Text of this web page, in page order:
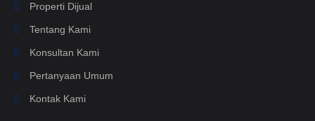
Properti Dijual
Tentang Kami
Konsultan Kami
Pertanyaan Umum
Kontak Kami